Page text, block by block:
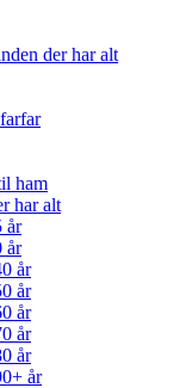
der har alt
ham
har alt
år
år
år
år
år
år
år
år